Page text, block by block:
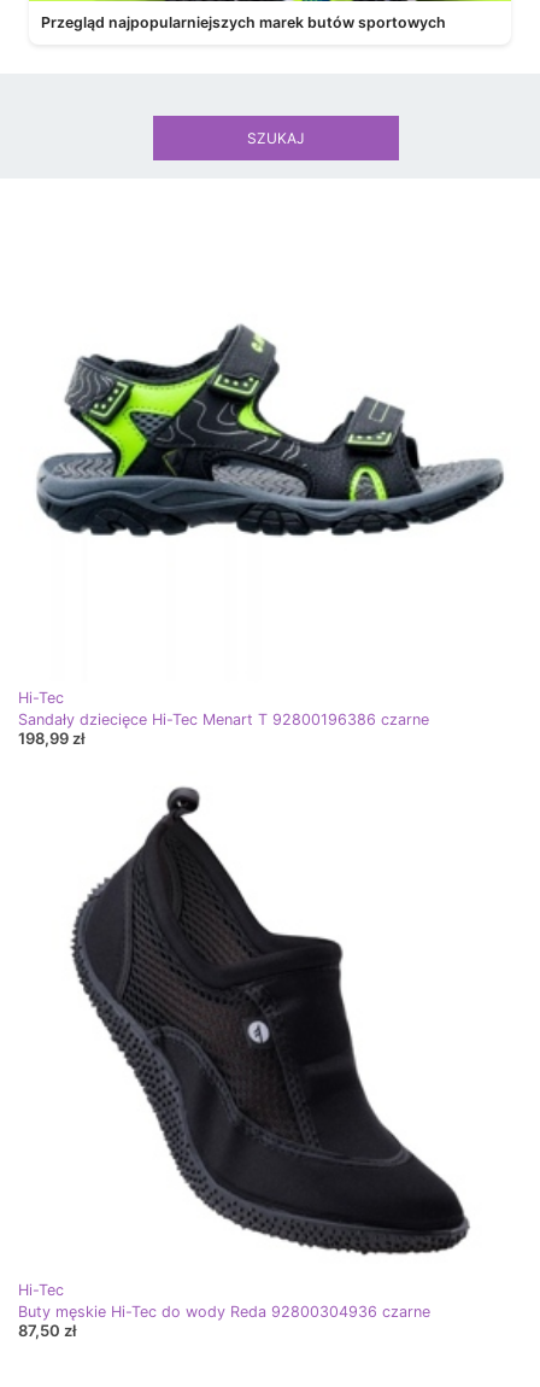
Przegląd najpopularniejszych marek butów sportowych
Hi-Tec
Sandały dziecięce Hi-Tec Menart T 92800196386 czarne
198,99 zł
Hi-Tec
Buty męskie Hi-Tec do wody Reda 92800304936 czarne
87,50 zł
SZUKAJ